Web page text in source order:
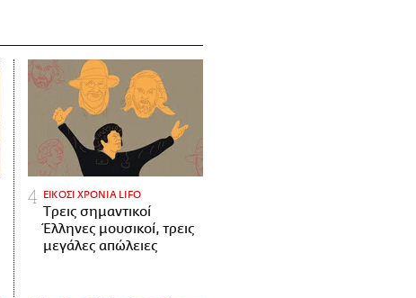
ΕΙΚΟΣΙ ΧΡΟΝΙΑ LIFO
Tρεις σημαντικοί
Έλληνες μουσικοί, τρεις
μεγάλες απώλειες